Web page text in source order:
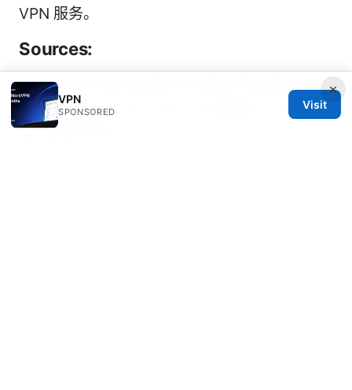
VPN 服务。
Sources:
Super vpn your guide to online freedom and
privacyLightingx VPNs：全面解析、实用指
南与最新趋势
×
VPN
SPONSORED
Visit